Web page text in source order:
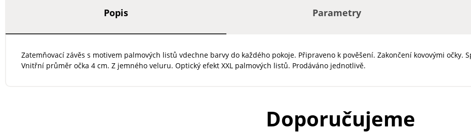
Popis Parametry
Zatemňovací závěs s motivem palmových listů vdechne barvy do každého pokoje. Připraveno k pověšení. Zakončení kovovými očky.
Vnitřní průměr očka 4 cm. Z jemného veluru. Optický efekt XXL palmových listů. Prodáváno jednotlivě.
Doporučujeme